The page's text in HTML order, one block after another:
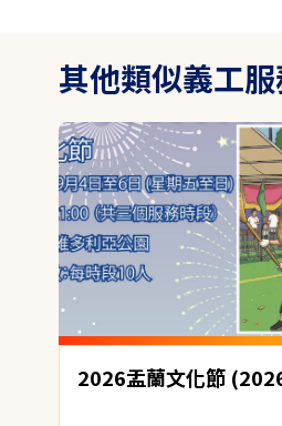
其他類似義工
2026盂蘭文化節